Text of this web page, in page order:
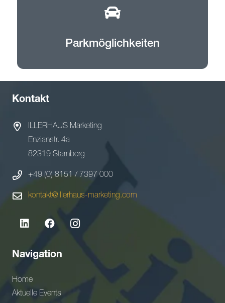
Parkmöglichkeiten
Kontakt
ILLERHAUS Marketing
Enzianstr. 4a
82319 Starnberg
+49 (0) 8151 / 7397 000
kontakt@illerhaus-marketing.com
Navigation
Home
Aktuelle Events